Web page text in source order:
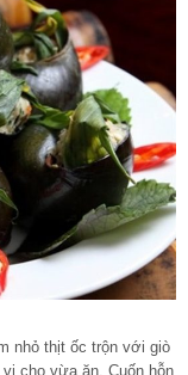
nhỏ thịt ốc trộn với giò
cho vừa ăn. Cuốn hỗn